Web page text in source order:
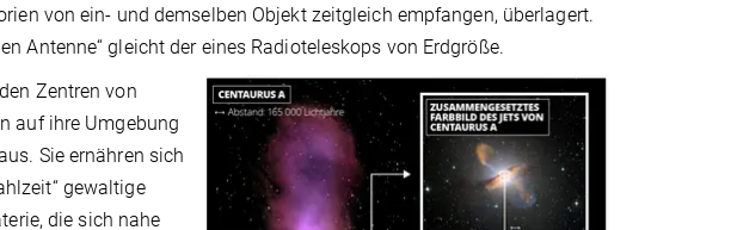
von ein- und demselben Objekt zeitgleich empfangen, überlagert.
Antenne“ gleicht der eines Radioteleskops von Erdgröße.
Zentren von
auf ihre Umgebung
Sie ernähren sich
gewaltige
die sich nahe